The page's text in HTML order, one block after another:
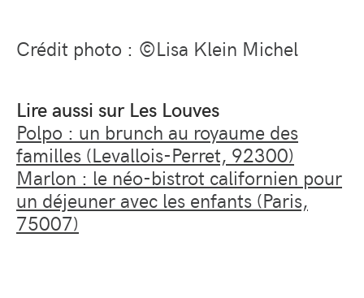
Crédit photo : ©Lisa Klein Michel
Lire aussi sur Les Louves
Polpo : un brunch au royaume des
familles (Levallois-Perret, 92300)
Marlon : le néo-bistrot californien pour
un déjeuner avec les enfants (Paris,
75007)